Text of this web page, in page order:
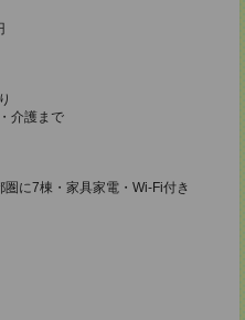
介護まで
に7棟・家具家電・Wi-Fi付き